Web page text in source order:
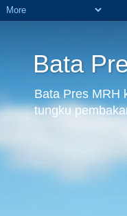
Bata
Bata Pres MRH
tungku